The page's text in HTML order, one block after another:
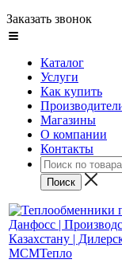
Заказать звонок
Каталог
Услуги
Как купить
Магазины
О компании
Контакты